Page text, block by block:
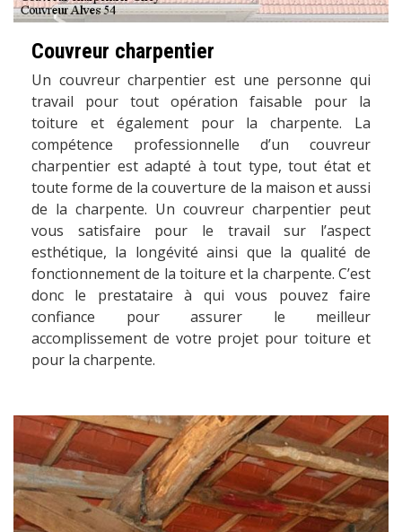
Couvreur charpentier
Un couvreur charpentier est une personne qui
travail pour tout opération faisable pour la
toiture et également pour la charpente. La
compétence professionnelle d’un couvreur
charpentier est adapté à tout type, tout état et
toute forme de la couverture de la maison et aussi
de la charpente. Un couvreur charpentier peut
vous satisfaire pour le travail sur l’aspect
esthétique, la longévité ainsi que la qualité de
fonctionnement de la toiture et la charpente. C’est
donc le prestataire à qui vous pouvez faire
confiance pour assurer le meilleur
accomplissement de votre projet pour toiture et
pour la charpente.